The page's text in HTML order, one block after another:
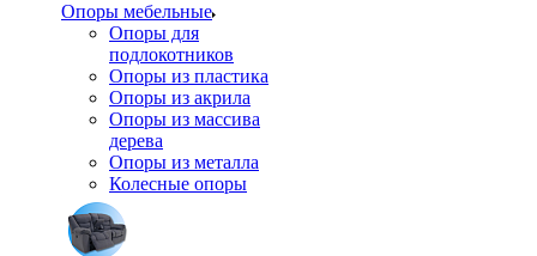
Опоры мебельные
Опоры для
подлокотников
Опоры из пластика
Опоры из акрила
Опоры из массива
дерева
Опоры из металла
Колесные опоры